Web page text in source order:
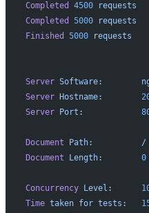
Completed
4500 requests
Completed
5000 requests
Finished
5000 requests
Server Software:
Server Hostname:
Server Port:
Document Path:
          /
Document Length:
        0
Concurrency Level:
Time taken for tests: